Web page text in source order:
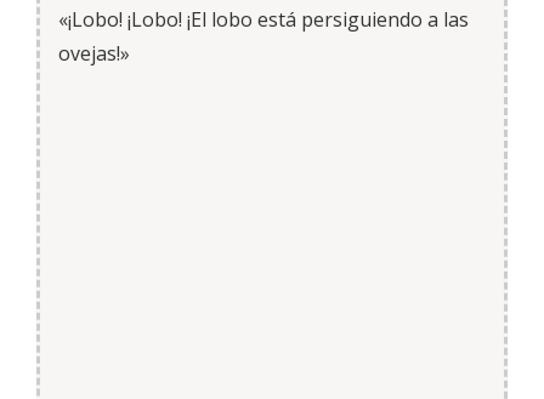
«¡Lobo! ¡Lobo! ¡El lobo está persiguiendo a las
ovejas!»